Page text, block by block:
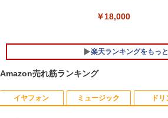
￥18,000
楽天ランキングをもっ
1
PHILIPS 241V8
1
【楽天ブックス限
Amazon売れ筋ランキング
イヤフォン ミュージック ドリ